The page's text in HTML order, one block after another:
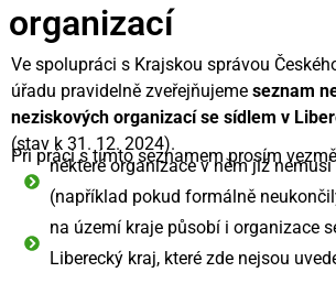
organizací
Ve spolupráci s Krajskou správou
úřadu pravidelně zveřejňujeme seznam
neziskových organizací se sídlem v
(stav k 31. 12. 2024).
Při práci s tímto seznamem prosím
některé organizace v něm již
(například pokud formálně
na území kraje působí i organizace
Liberecký kraj, které zde nejsou